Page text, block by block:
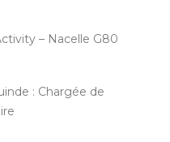
– Nacelle G80
: Chargée de